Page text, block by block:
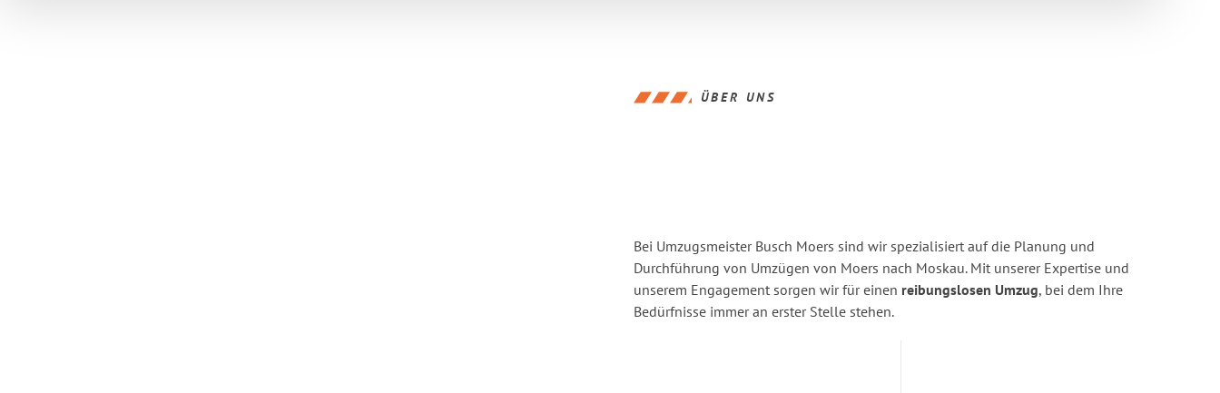
ÜBER UNS
Bei Umzugsmeister Busch Moers sind wir spezialisiert auf die Planung und
Durchführung von Umzügen von Moers nach Moskau. Mit unserer Expertise und
unserem Engagement sorgen wir für einen reibungslosen Umzug, bei dem Ihre
Bedürfnisse immer an erster Stelle stehen.